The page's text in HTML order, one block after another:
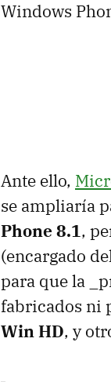
Windows
Ante ello,
se ampliaría
Phone 8.1,
(encargado
para que la
fabricados ni
Win HD, y